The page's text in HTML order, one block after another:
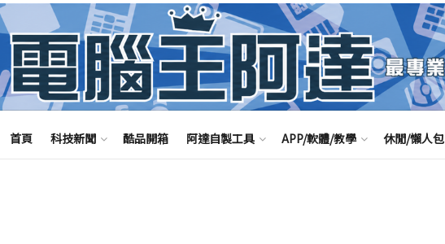
首頁 科技新聞 酷品開箱 阿達自製工具 APP/軟體/教學 休閒/懶人包